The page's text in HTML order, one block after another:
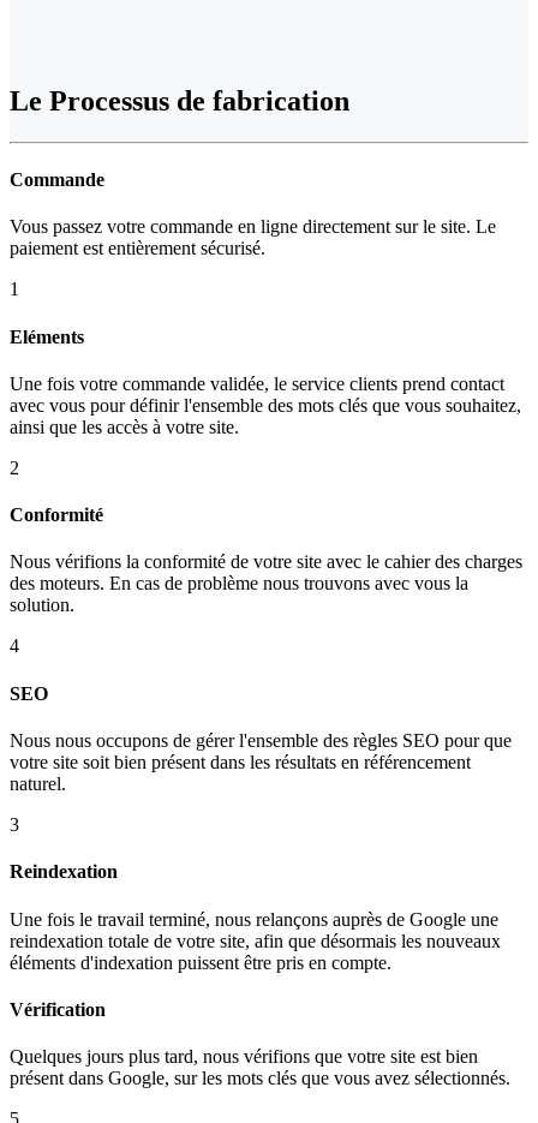
Le Processus de fabrication
Commande
Vous passez votre commande en ligne directement sur le site. Le
paiement est entièrement sécurisé.
1
Eléments
Une fois votre commande validée, le service clients prend contact
avec vous pour définir l'ensemble des mots clés que vous souhaitez,
ainsi que les accès à votre site.
2
Conformité
Nous vérifions la conformité de votre site avec le cahier des charges
des moteurs. En cas de problème nous trouvons avec vous la
solution.
4
SEO
Nous nous occupons de gérer l'ensemble des règles SEO pour que
votre site soit bien présent dans les résultats en référencement
naturel.
3
Reindexation
Une fois le travail terminé, nous relançons auprès de Google une
reindexation totale de votre site, afin que désormais les nouveaux
éléments d'indexation puissent être pris en compte.
Vérification
Quelques jours plus tard, nous vérifions que votre site est bien
présent dans Google, sur les mots clés que vous avez sélectionnés.
5